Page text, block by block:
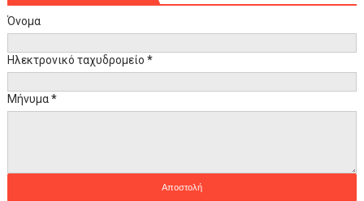
Όνομα
Ηλεκτρονικό ταχυδρομείο *
Μήνυμα*